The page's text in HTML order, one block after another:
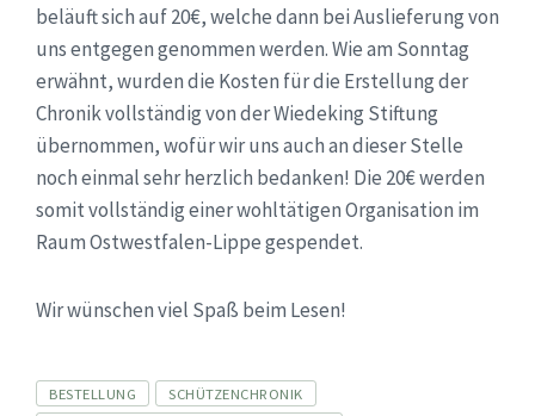
beläuft sich auf 20€, welche dann bei Auslieferung von
uns entgegen genommen werden. Wie am Sonntag
erwähnt, wurden die Kosten für die Erstellung der
Chronik vollständig von der Wiedeking Stiftung
übernommen, wofür wir uns auch an dieser Stelle
noch einmal sehr herzlich bedanken! Die 20€ werden
somit vollständig einer wohltätigen Organisation im
Raum Ostwestfalen-Lippe gespendet.
Wir wünschen viel Spaß beim Lesen!
Tags
BESTELLUNG SCHÜTZENCHRONIK